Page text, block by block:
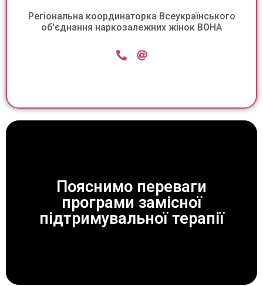
Регіональна координаторка Всеукраїнського
об'єднання наркозалежних жінок ВОНА
Пояснимо переваги
програми замісної
підтримувальної терапії
ЗАВЖДИ ДОПОМОЖЕМО!